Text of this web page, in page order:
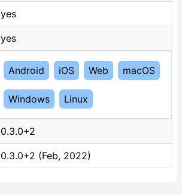
yes
yes
Android iOS Web macOS
Windows Linux
0.3.0+2
0.3.0+2 (Feb, 2022)